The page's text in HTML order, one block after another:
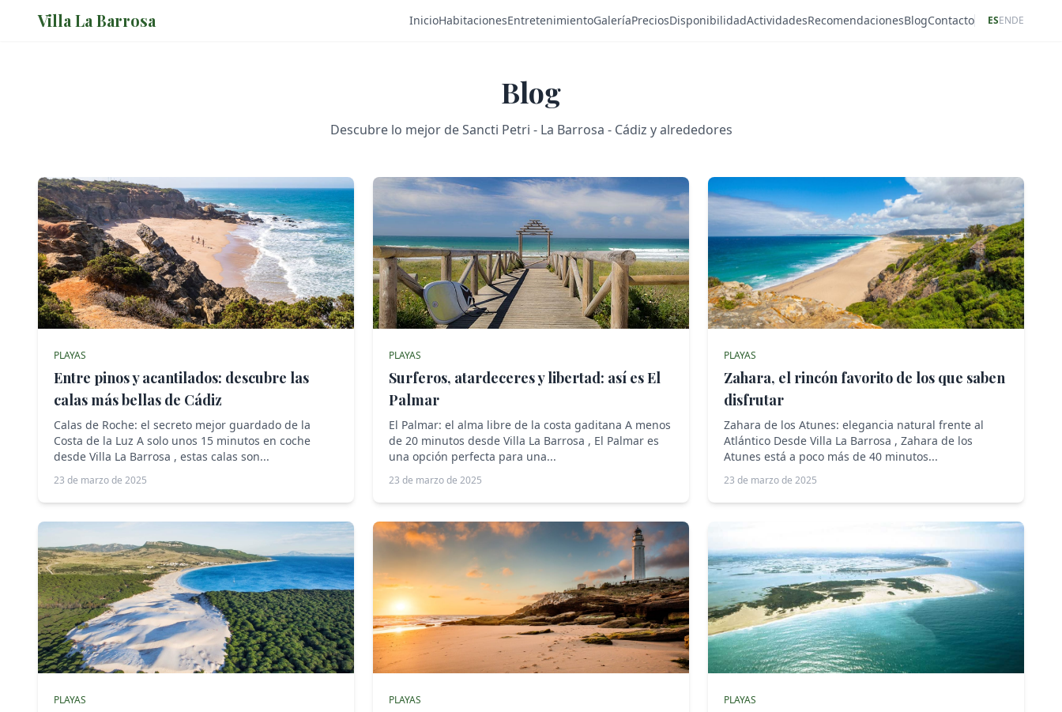
Villa La Barrosa InicioHabitacionesEntretenimientoGaleríaPreciosDisponibilidadActividadesRecomendacionesBlogContacto ESENDE
Blog
Descubre lo mejor de Sancti Petri - La Barrosa - Cádiz y alrededores
PLAYAS
Entre pinos y acantilados: descubre las
calas más bellas de Cádiz
Calas de Roche: el secreto mejor guardado de la
Costa de la Luz A solo unos 15 minutos en coche
desde Villa La Barrosa , estas calas son...
23 de marzo de 2025
PLAYAS
Surferos, atardeceres y libertad: así es El
Palmar
El Palmar: el alma libre de la costa gaditana A menos
de 20 minutos desde Villa La Barrosa , El Palmar es
una opción perfecta para una...
23 de marzo de 2025
PLAYAS
Zahara, el rincón favorito de los que saben
disfrutar
Zahara de los Atunes: elegancia natural frente al
Atlántico Desde Villa La Barrosa , Zahara de los
Atunes está a poco más de 40 minutos...
23 de marzo de 2025
PLAYAS PLAYAS PLAYAS